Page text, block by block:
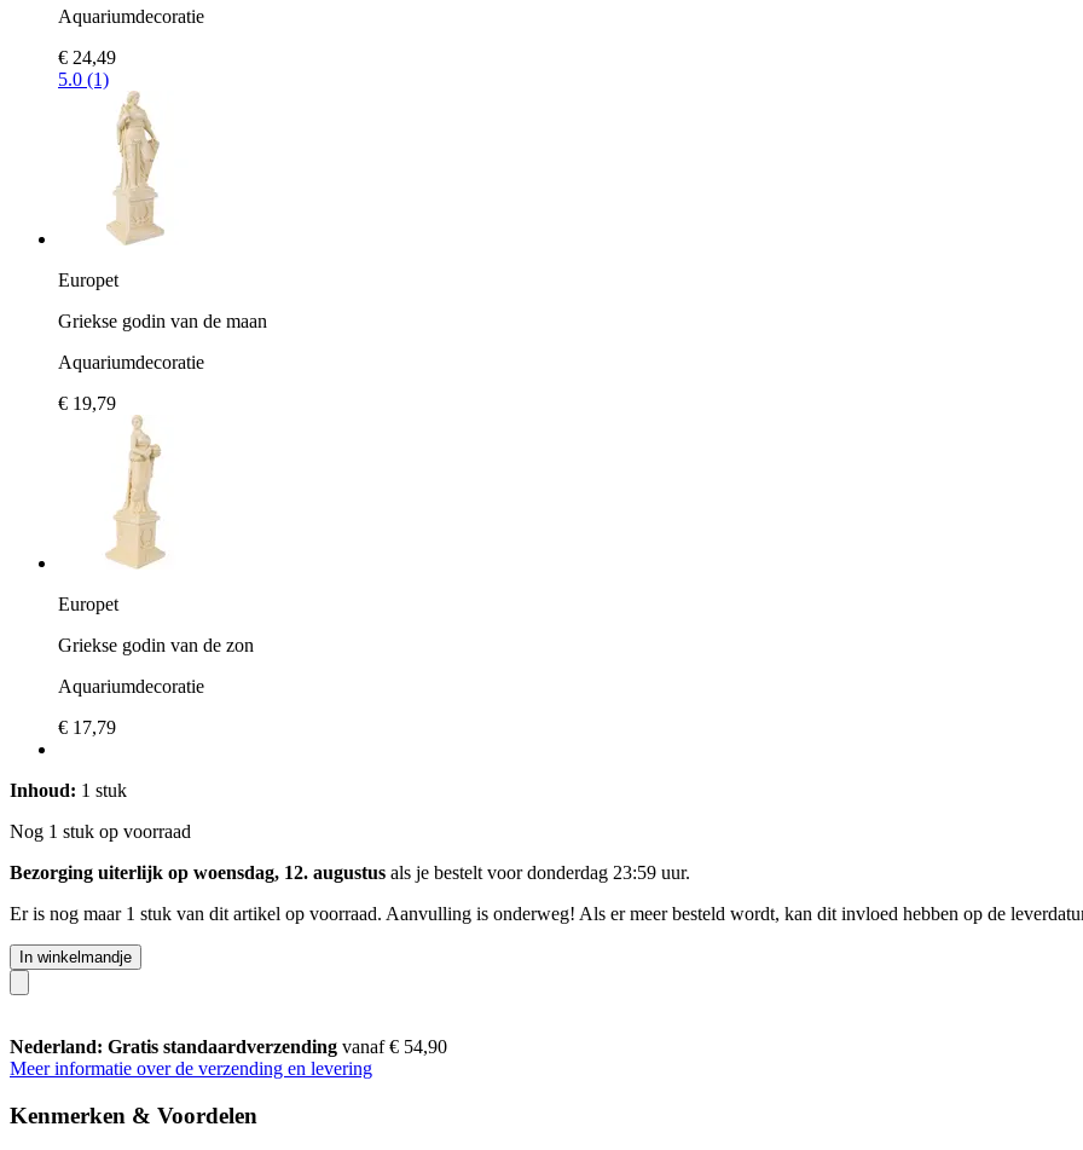
Aquariumdecoratie
€ 24,49
5.0 (1)
Europet
Griekse godin van de maan
Aquariumdecoratie
€ 19,79
Europet
Griekse godin van de zon
Aquariumdecoratie
€ 17,79
Inhoud: 1 stuk
Nog 1 stuk op voorraad
Bezorging uiterlijk op woensdag, 12. augustus als je bestelt voordonderdag 23:59 uur.
Er is nog maar 1 stuk van dit artikel op voorraad. Aanvulling is onderweg! Als er meer besteld wordt, kan dit invloed hebben op de
In winkelmandje
Nederland: Gratis standaardverzending vanaf € 54,90
Meer informatie over de verzending en levering
Kenmerken & Voordelen